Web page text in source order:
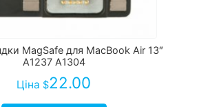
MagSafe для MacBook Air 13″
A1237 A1304
Ціна $22.00